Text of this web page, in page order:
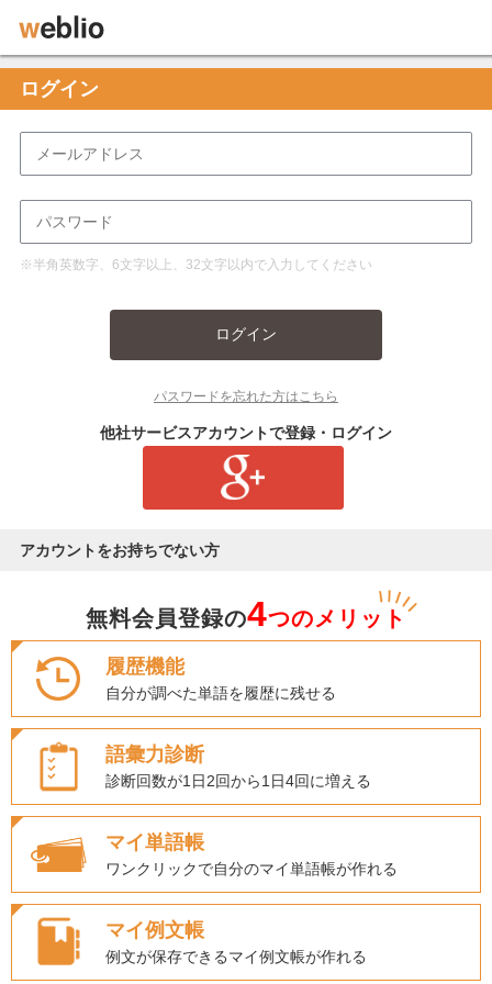
ログイン
※半角英数字、6文字以上、32文字以内で入力してください
ログイン
パスワードを忘れた方はこちら
他社サービスアカウントで登録・ログイン
アカウントをお持ちでない方
無料会員登録の4つのメリット
履歴機能
自分が調べた単語を履歴に残せる
語彙力診断
診断回数が1日2回から1日4回に増える
マイ単語帳
ワンクリックで自分のマイ単語帳が作れる
マイ例文帳
例文が保存できるマイ例文帳が作れる